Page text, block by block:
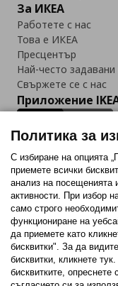
За ИКЕА
Работете с нас
Това е ИКЕА
Пресцентър
Най-често
Свържете се с нас
Приложение
Последвайте ни:
FacebookTwitter
Политика за
С избиране на опцията
приемете всички
анализ на посещенията
активности. При избор
само строго
функциониране на
да приемете като
бисквитки". За да
бисквитки, кликнете
бисквитките, опреснете